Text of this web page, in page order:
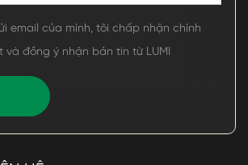
email của mình, tôi chấp nhận chính
và đồng ý nhận bản tin từ LUMI